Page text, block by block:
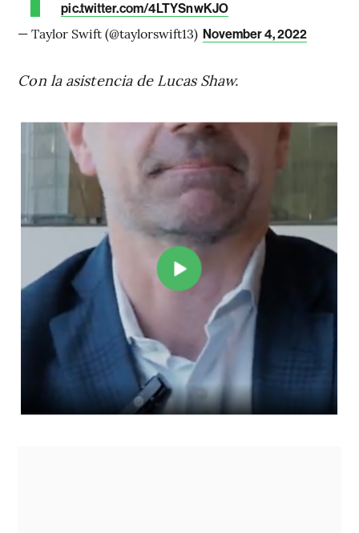
pic.twitter.com/4LTYSnwKJO
— Taylor Swift (@taylorswift13) November 4, 2022
Con la asistencia de Lucas Shaw.